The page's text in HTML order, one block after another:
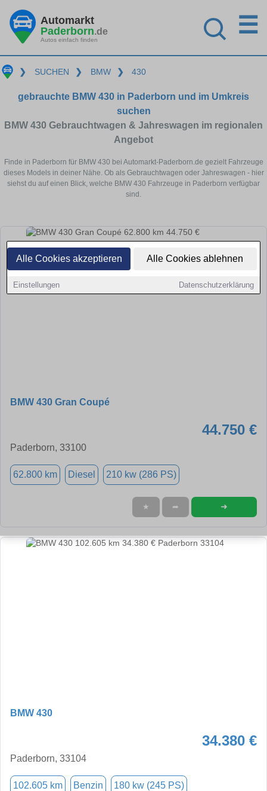
Alle Cookies akzeptieren Alle Cookies ablehnen
Einstellungen Datenschutzerklärung
Automarkt
Paderborn.de
Autos einfach finden
☰
❯ SUCHEN ❯ BMW ❯ 430
gebrauchte BMW 430 in Paderborn und im Umkreis
suchen
BMW 430 Gebrauchtwagen & Jahreswagen im regionalen
Angebot
Finde in Paderborn für BMW 430 bei Automarkt-Paderborn.de gezielt Fahrzeuge
dieses Models in deiner Nähe. Ob als Gebrauchtwagen oder Jahreswagen - hier
siehst du auf einen Blick, welche BMW 430 Fahrzeuge in Paderborn verfügbar
sind.
BMW 430 Gran Coupé
44.750 €
Paderborn, 33100
62.800 km Diesel 210 kw (286 PS)
★ ➦ ➜
BMW 430
34.380 €
Paderborn, 33104
102.605 km Benzin 180 kw (245 PS)